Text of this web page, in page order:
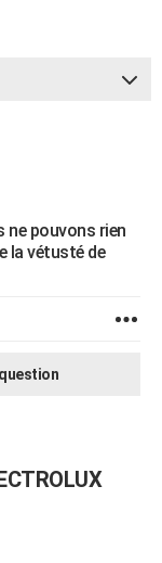
ne pouvons rien
la vétusté de